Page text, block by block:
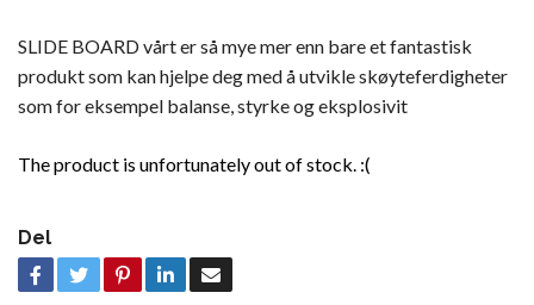
SLIDE BOARD vårt er så mye mer enn bare et fantastisk
produkt som kan hjelpe deg med å utvikle skøyteferdigheter
som for eksempel balanse, styrke og eksplosivit
The product is unfortunately out of stock. :(
Del